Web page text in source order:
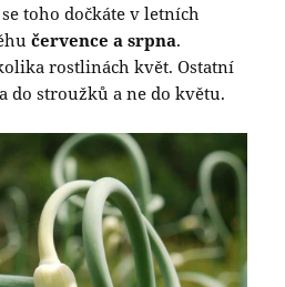
toho dočkáte v letních
července a srpna.
rostlinách květ. Ostatní
do stroužků a ne do květu.